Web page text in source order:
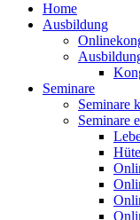
Home
Ausbildung
Seminare
Seminare
Seminare